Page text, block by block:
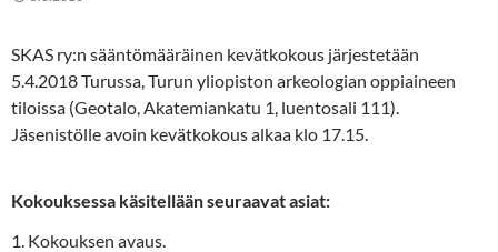
SKAS ry:n sääntömääräinen kevätkokous järjestetään
5.4.2018 Turussa, Turun yliopiston arkeologian oppiaineen
tiloissa (Geotalo, Akatemiankatu 1, luentosali 111).
Jäsenistölle avoin kevätkokous alkaa klo 17.15.
Kokouksessa käsitellään seuraavat asiat:
1. Kokouksen avaus.